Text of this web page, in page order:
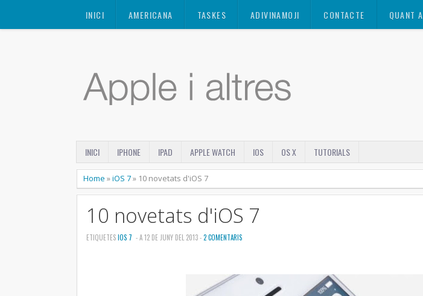
INICI AMERICANA TASKES ADIVINAMOJI CONTACTE QUANT A
INICI IPHONE IPAD APPLE WATCH IOS OS X TUTORIALS
Home »iOS 7» 10 novetats d'iOS 7
10 novetats d'iOS 7
ETIQUETESIOS 7 - A 12 DE JUNY DEL 2013 -2 COMENTARIS